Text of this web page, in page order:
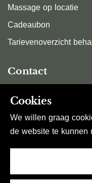
Massage op locatie
Cadeaubon
Tarievenoverzicht
Contact
06-54974206
Maasdijk 69
Cookies
We willen graag
de website te kunnen